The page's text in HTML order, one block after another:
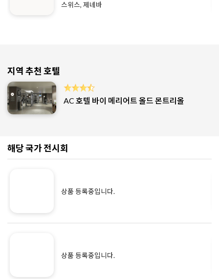
스위스, 제네바
지역 추천 호텔
AC 호텔 바이 메리어트 올드 몬트리올
해당 국가 전시회
상품 등록중입니다.
상품 등록중입니다.